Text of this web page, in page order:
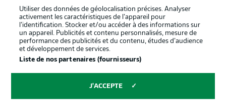
© 2026 Bundesliga-Gruppe GmbH
Choisissez votre langue
Utiliser des données de géolocalisation précises. Analyser
activement les caractéristiques de l’appareil pour
l’identification. Stocker et/ou accéder à des informations sur
un appareil. Publicités et contenu personnalisés, mesure de
performance des publicités et du contenu, études d’audience
et développement de services.
Liste de nos partenaires (fournisseurs)
J'ACCEPTE